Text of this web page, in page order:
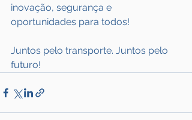
inovação, segurança e
oportunidades para todos!
Juntos pelo transporte. Juntos pelo
futuro!